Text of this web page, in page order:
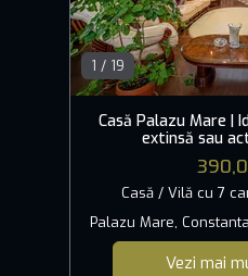
1 / 19
Casă Palazu Mare |
extinsă sau
Casă / Vilă cu 7
Palazu Mare, Constanta
Vezi mai